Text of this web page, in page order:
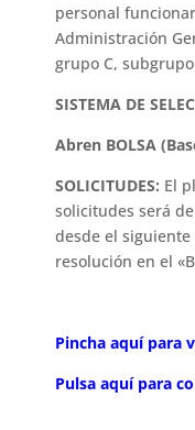
personal
Administración
grupo C,
SISTEMA DE
Abren BOLSA
SOLICITUDES: El
solicitudes será
desde el
resolución en el
Pincha aquí para
Pulsa aquí para